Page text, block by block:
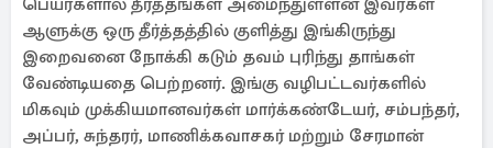
பெயர்களால் தீர்த்தங்கள் அமைந்துள்ளன இவர்கள்
ஆளுக்கு ஒரு தீர்த்தத்தில் குளித்து இங்கிருந்து
இறைவனை நோக்கி கடும் தவம் புரிந்து தாங்கள்
வேண்டியதை பெற்றனர். இங்கு வழிபட்டவர்களில்
மிகவும் முக்கியமானவர்கள் மார்க்கண்டேயர், சம்பந்தர்,
அப்பர், சுந்தரர், மாணிக்கவாசகர் மற்றும் சேரமான்